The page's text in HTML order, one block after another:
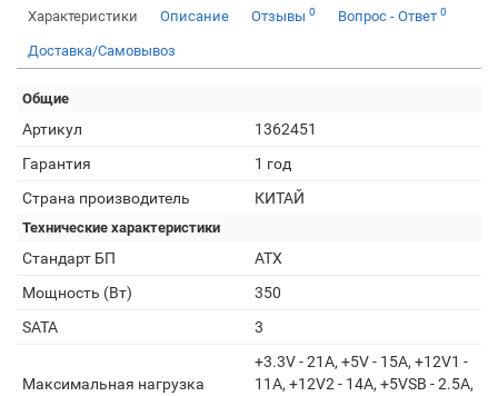
Характеристики Описание Отзывы 0 Вопрос - Ответ 0
Доставка/Самовывоз
Общие
Артикул
1362451
Гарантия
1 год
Страна производитель
КИТАЙ
Технические характеристики
Стандарт БП
ATX
Мощность (Вт)
350
SATA
3
Максимальная нагрузка
+3.3V - 21A, +5V - 15A, +12V1 -
11A, +12V2 - 14A, +5VSB - 2.5A,